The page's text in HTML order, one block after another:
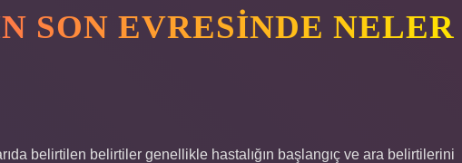
SON EVRESINDE NELER
belirtilen belirtiler genellikle hastalığın başlangıç ​​ve ara belirtilerini